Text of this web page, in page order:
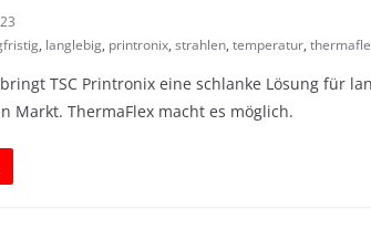
, langlebig, printronix, strahlen, temperatur,
TSC Printronix eine schlanke Lösung für
Markt. ThermaFlex macht es möglich.